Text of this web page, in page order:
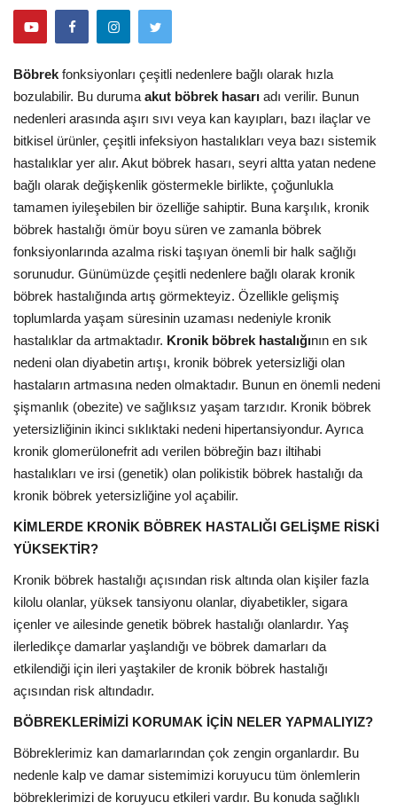
Böbrek fonksiyonları çeşitli nedenlere bağlı olarak hızla
bozulabilir. Bu duruma akut böbrek hasarı adı verilir. Bunun
nedenleri arasında aşırı sıvı veya kan kayıpları, bazı ilaçlar ve
bitkisel ürünler, çeşitli infeksiyon hastalıkları veya bazı sistemik
hastalıklar yer alır. Akut böbrek hasarı, seyri altta yatan nedene
bağlı olarak değişkenlik göstermekle birlikte, çoğunlukla
tamamen iyileşebilen bir özelliğe sahiptir. Buna karşılık, kronik
böbrek hastalığı ömür boyu süren ve zamanla böbrek
fonksiyonlarında azalma riski taşıyan önemli bir halk sağlığı
sorunudur. Günümüzde çeşitli nedenlere bağlı olarak kronik
böbrek hastalığında artış görmekteyiz. Özellikle gelişmiş
toplumlarda yaşam süresinin uzaması nedeniyle kronik
hastalıklar da artmaktadır. Kronik böbrek hastalığının en sık
nedeni olan diyabetin artışı, kronik böbrek yetersizliği olan
hastaların artmasına neden olmaktadır. Bunun en önemli nedeni
şişmanlık (obezite) ve sağlıksız yaşam tarzıdır. Kronik böbrek
yetersizliğinin ikinci sıklıktaki nedeni hipertansiyondur. Ayrıca
kronik glomerülonefrit adı verilen böbreğin bazı iltihabi
hastalıkları ve irsi (genetik) olan polikistik böbrek hastalığı da
kronik böbrek yetersizliğine yol açabilir.
KİMLERDE KRONİK BÖBREK HASTALIĞI GELİŞME RİSKİ
YÜKSEKTİR?
Kronik böbrek hastalığı açısından risk altında olan kişiler fazla
kilolu olanlar, yüksek tansiyonu olanlar, diyabetikler, sigara
içenler ve ailesinde genetik böbrek hastalığı olanlardır. Yaş
ilerledikçe damarlar yaşlandığı ve böbrek damarları da
etkilendiği için ileri yaştakiler de kronik böbrek hastalığı
açısından risk altındadır.
BÖBREKLERİMİZİ KORUMAK İÇİN NELER YAPMALIYIZ?
Böbreklerimiz kan damarlarından çok zengin organlardır. Bu
nedenle kalp ve damar sistemimizi koruyucu tüm önlemlerin
böbreklerimizi de koruyucu etkileri vardır. Bu konuda sağlıklı